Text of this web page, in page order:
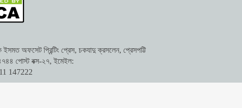
অফসেট প্রিন্টিং প্রেস, চকযাদু ক্রসলেন, প্রেসপট্টি
পোস্ট বক্স-২৭, ইমেইল:
147222